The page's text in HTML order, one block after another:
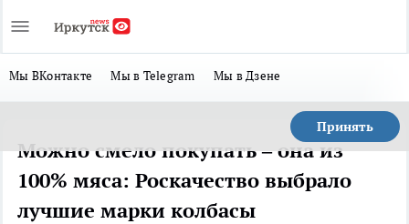
Мы ВКонтакте Мы в Telegram Мы в Дзене
Принять
Можно смело покупать – она из
100% мяса: Роскачество выбрало
лучшие марки колбасы